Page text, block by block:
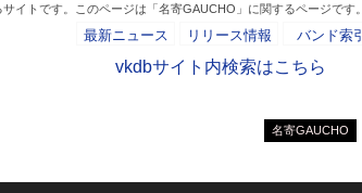
イトです。このページは「名寄GAUCHO」に関するページです。
最新ニュース リリース情報 バンド索引
vkdbサイト内検索はこちら
名寄GAUCHO